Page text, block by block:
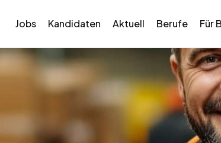
Jobs Kandidaten Aktuell Berufe Für